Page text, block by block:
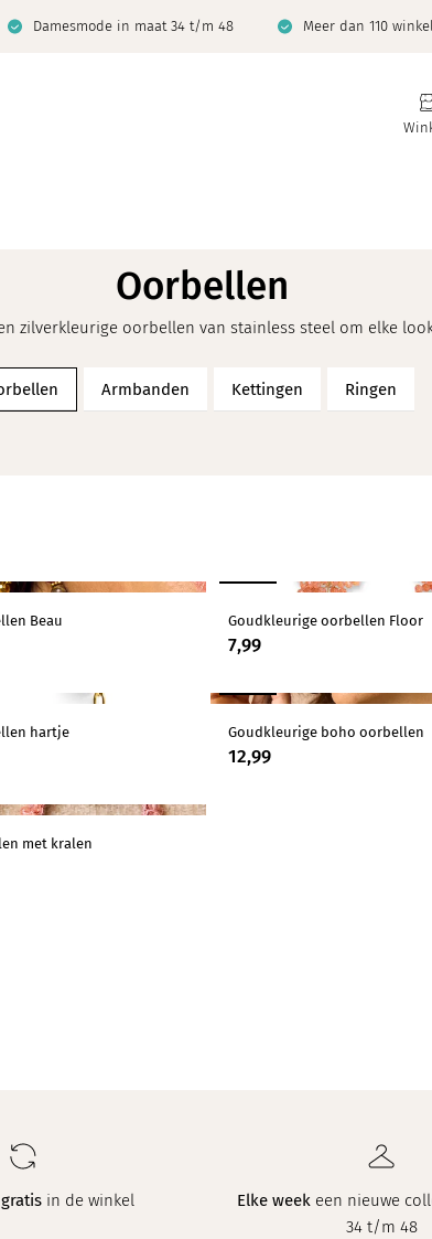
Damesmode in maat 34 t/m 48 Meer dan 110
Oorbellen
zilverkleurige oorbellen van stainless steel om elke
Armbanden Kettingen Ringen
Beau Goudkleurige oorbellen Floor
7,99
hartje Goudkleurige boho oorbellen
12,99
met kralen
in de winkel Elke weekeen nieuwe
34 t/m 48